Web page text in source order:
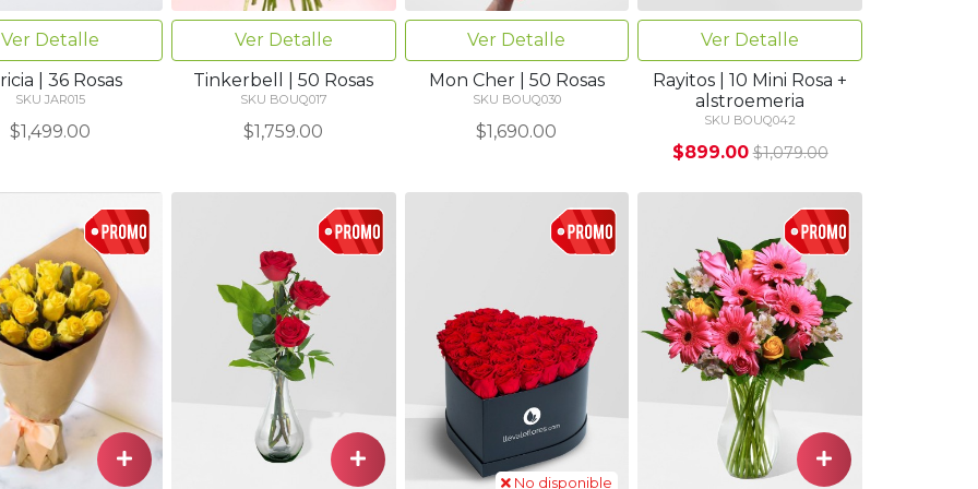
Ver Detalle
| 36 Rosas
SKU JAR015
$1,499.00
Ver Detalle
Tinkerbell | 50 Rosas
SKU BOUQ017
$1,759.00
Ver Detalle
Mon Cher | 50 Rosas
SKU BOUQ030
$1,690.00
Ver Detalle
Rayitos | 10 Mini Rosa +
alstroemeria
SKU BOUQ042
$899.00 $1,079.00
No disponible